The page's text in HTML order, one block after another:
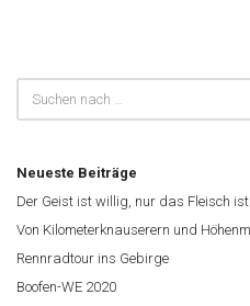
Neueste Beiträge
Der Geist ist willig, nur das Fleisch
Von Kilometerknauserern und
Rennradtour ins Gebirge
Boofen-WE 2020